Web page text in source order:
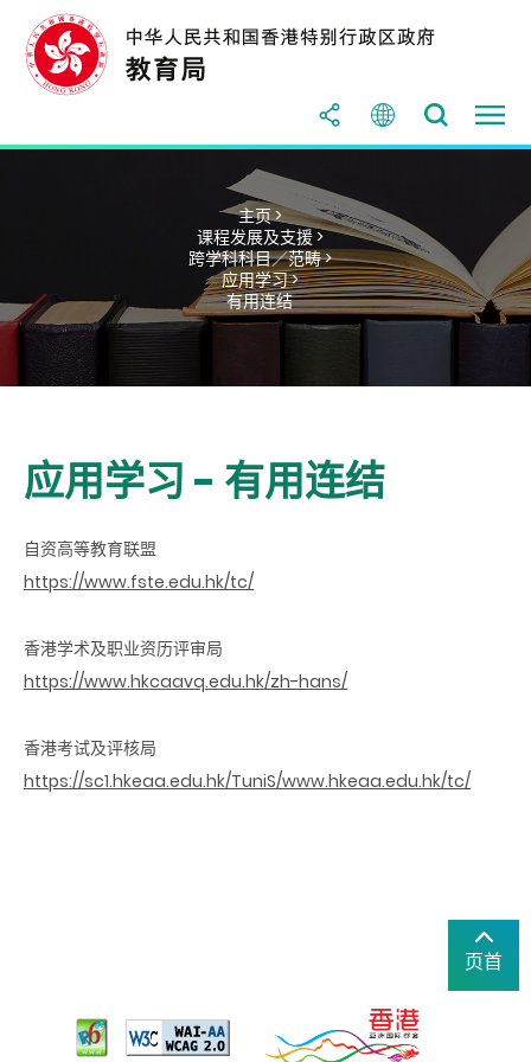
主页 >
课程发展及支援 >
跨学科科目／范畴 >
应用学习 >
有用连结
应用学习 - 有用连结
自资高等教育联盟
https://www.fste.edu.hk/tc/
香港学术及职业资历评审局
https://www.hkcaavq.edu.hk/zh-hans/
香港考试及评核局
https://sc1.hkeaa.edu.hk/TuniS/www.hkeaa.edu.hk/tc/
页首